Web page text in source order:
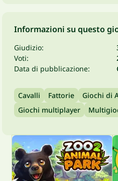
Informazioni su questo
Giudizio:
Voti:
Data di pubblicazione:
Cavalli Fattorie Giochi di
Giochi multiplayer